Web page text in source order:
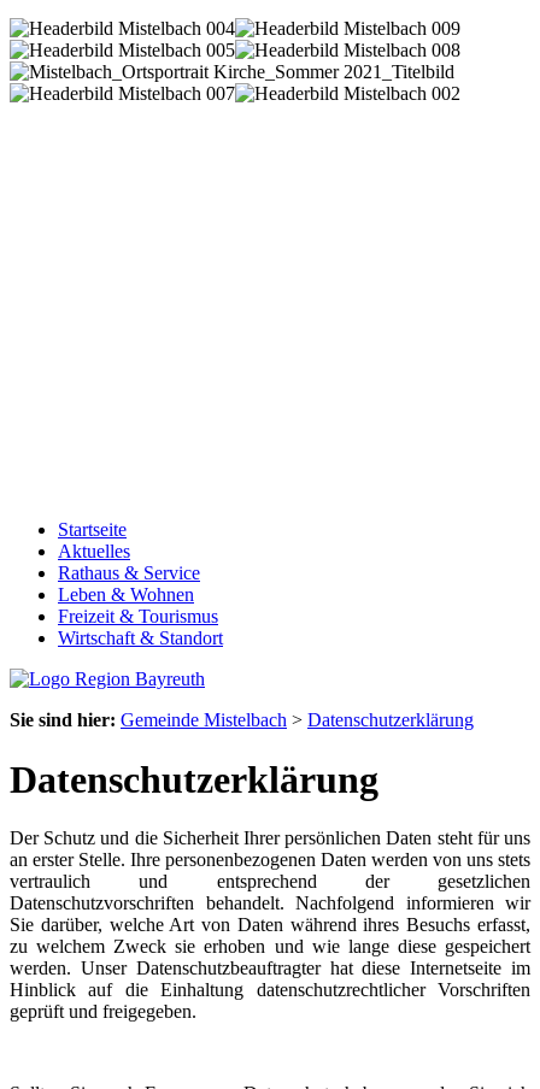
Startseite
Aktuelles
Rathaus & Service
Leben & Wohnen
Freizeit & Tourismus
Wirtschaft & Standort
Sie sind hier: Gemeinde Mistelbach > Datenschutzerklärung
Datenschutzerklärung
Der Schutz und die Sicherheit Ihrer persönlichen Daten steht für uns
an erster Stelle. Ihre personenbezogenen Daten werden von uns stets
vertraulich und entsprechend der gesetzlichen
Datenschutzvorschriften behandelt. Nachfolgend informieren wir
Sie darüber, welche Art von Daten während ihres Besuchs erfasst,
zu welchem Zweck sie erhoben und wie lange diese gespeichert
werden. Unser Datenschutzbeauftragter hat diese Internetseite im
Hinblick auf die Einhaltung datenschutzrechtlicher Vorschriften
geprüft und freigegeben.